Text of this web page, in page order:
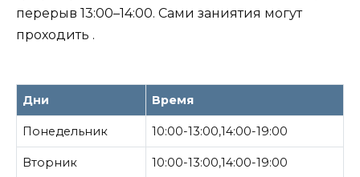
перерыв 13:00–14:00. Сами заниятия могут
проходить .
Дни Время
Понедельник 10:00-13:00,14:00-19:00
Вторник 10:00-13:00,14:00-19:00